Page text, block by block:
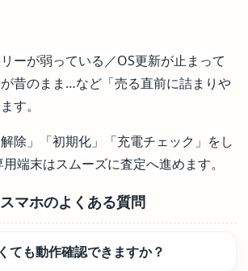
ーが弱っている／OS更新が止まって
昔のまま…など「売る直前に詰まりや
す。
除」「初期化」「充電チェック」をし
端末はスムーズに査定へ進めます。
マホのよくある質問
ても動作確認できますか？